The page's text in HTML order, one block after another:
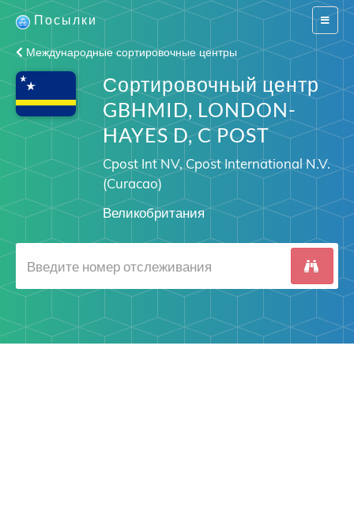
Switch
Посылки
Международные сортировочные центры
Сортировочный центр
GBHMID, LONDON-
HAYES D, C POST
Cpost Int NV, Cpost International N.V.
(Curacao)
Великобритания